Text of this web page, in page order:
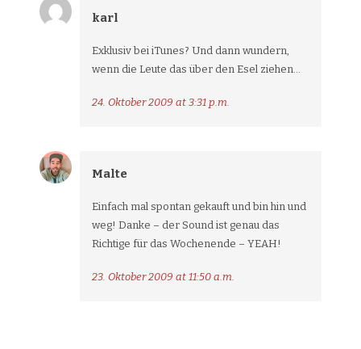
karl
Exklusiv bei iTunes? Und dann wundern,
wenn die Leute das über den Esel ziehen…
24. Oktober 2009 at 3:31 p.m.
Malte
Einfach mal spontan gekauft und bin hin und
weg! Danke – der Sound ist genau das
Richtige für das Wochenende – YEAH!
23. Oktober 2009 at 11:50 a.m.